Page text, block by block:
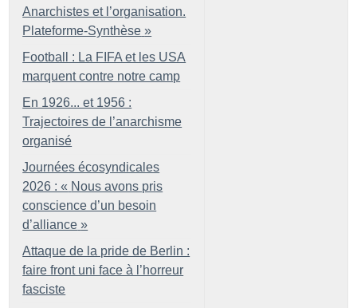
Anarchistes et l’organisation.
Plateforme-Synthèse »
Football : La FIFA et les USA
marquent contre notre camp
En 1926... et 1956 :
Trajectoires de l’anarchisme
organisé
Journées écosyndicales
2026 : « Nous avons pris
conscience d’un besoin
d’alliance »
Attaque de la pride de Berlin :
faire front uni face à l’horreur
fasciste